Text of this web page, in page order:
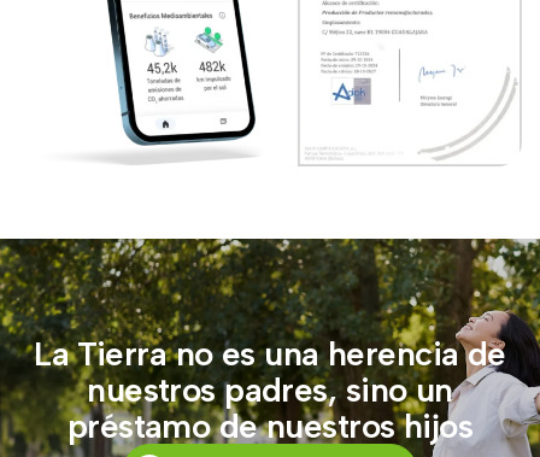
La Tierra no es una herencia de
nuestros padres, sino un
préstamo de nuestros hijos